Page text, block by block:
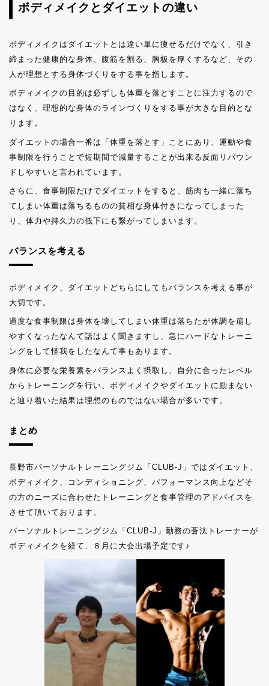
ボディメイクとダイエットの違い
ボディメイクはダイエットとは違い単に痩せるだけでなく、引き
締まった健康的な身体、腹筋を割る、胸板を厚くするなど、その
人が理想とする身体づくりをする事を指します。
ボディメイクの目的は必ずしも体重を落とすことに注力するので
はなく、理想的な身体のラインづくりをする事が大きな目的とな
ります。
ダイエットの場合一番は「体重を落とす」ことにあり、運動や食
事制限を行うことで短期間で減量することが出来る反面リバウン
ドしやすいと言われています。
さらに、食事制限だけでダイエットをすると、筋肉も一緒に落ち
てしまい体重は落ちるものの貧相な身体付きになってしまった
り、体力や持久力の低下にも繋がってしまいます。
バランスを考える
ボディメイク、ダイエットどちらにしてもバランスを考える事が
大切です。
過度な食事制限は身体を壊してしまい体重は落ちたが体調を崩し
やすくなったなんて話はよく聞きますし、急にハードなトレーニ
ングをして怪我をしたなんて事もあります。
身体に必要な栄養素をバランスよく摂取し、自分に合ったレベル
からトレーニングを行い、ボディメイクやダイエットに励まない
と辿り着いた結果は理想のものではない場合が多いです。
まとめ
長野市パーソナルトレーニングジム「CLUB-J」ではダイエット、
ボディメイク、コンディショニング、パフォーマンス向上などそ
の方のニーズに合わせたトレーニングと食事管理のアドバイスを
させて頂いております。
パーソナルトレーニングジム「CLUB-J」勤務の蒼汰トレーナーが
ボディメイクを経て、８月に大会出場予定です♪